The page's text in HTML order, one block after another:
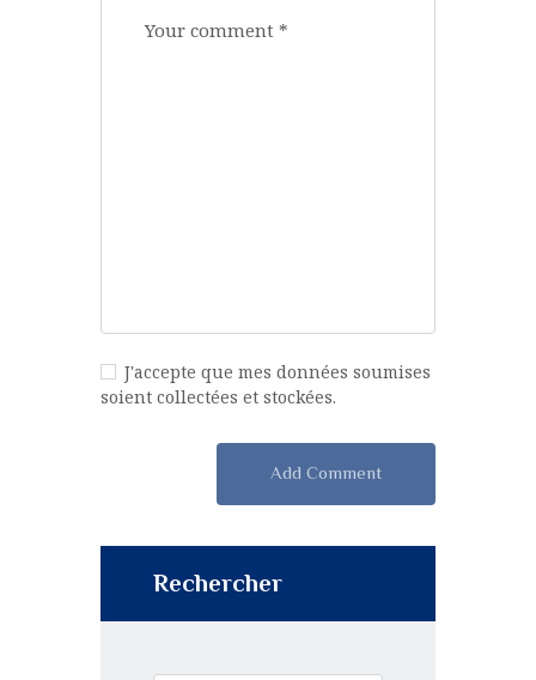
J'accepte que mes données soumises
soient collectées et stockées.
Rechercher